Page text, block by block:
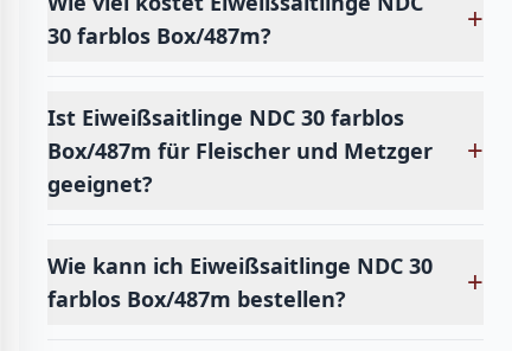
30 farblos Box/487m?
+
Ist Eiweißsaitlinge NDC 30 farblos
Box/487m für Fleischer und Metzger
geeignet?
+
Wie kann ich Eiweißsaitlinge NDC 30
farblos Box/487m bestellen?
+